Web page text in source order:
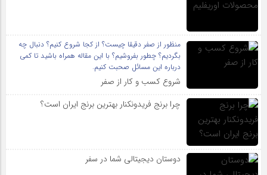
منظور از صفر دقیقا چیست؟ از کجا شروع کنیم؟ دنبال چه
بگردیم؟ چطور بفروشیم؟ با این مقاله همراه باشید تا کمی
درباره این مسائل صحبت کنیم.
شروع کسب و کار از صفر
چرا برنج فریدونکنار بهترین برنج ایران است؟
دوستان دیجیتالی شما در سفر